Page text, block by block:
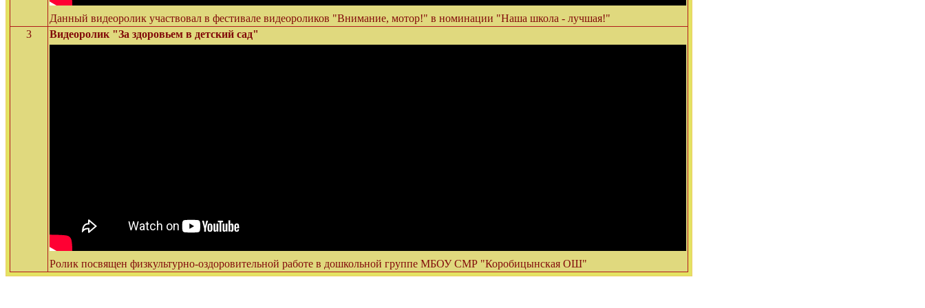
Данный видеоролик участвовал в фестивале видеороликов "Внимание, мотор!" в номинации "Наша школа - лучшая!"
3
Видеоролик "За здоровьем в детский сад"
Ролик посвящен физкультурно-оздоровительной работе в дошкольной группе МБОУ СМР "Коробицынская ОШ"